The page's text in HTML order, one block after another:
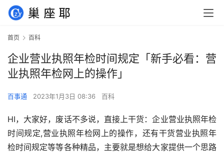
首页 百科
企业营业执照年检时间规定「新手必看：营
业执照年检网上的操作」
百事通 2023年1月3日 08:36 百科
HI，大家好，废话不多说，直接上干货：企业营业执照年检
时间规定,营业执照年检网上的操作，还有干货营业执照年
检时间规定等等各种精品，主要就是想给大家提供一个思路